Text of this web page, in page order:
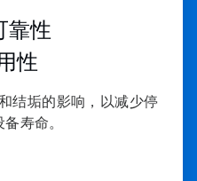
靠性
性
结垢的影响，以减少停
寿命。